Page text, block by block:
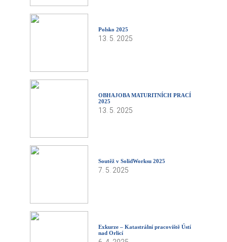
Polsko 2025
13. 5. 2025
OBHAJOBA MATURITNÍCH PRACÍ
2025
13. 5. 2025
Soutěž v SolidWorksu 2025
7. 5. 2025
Exkurze – Katastrální pracoviště Ústí
nad Orlicí